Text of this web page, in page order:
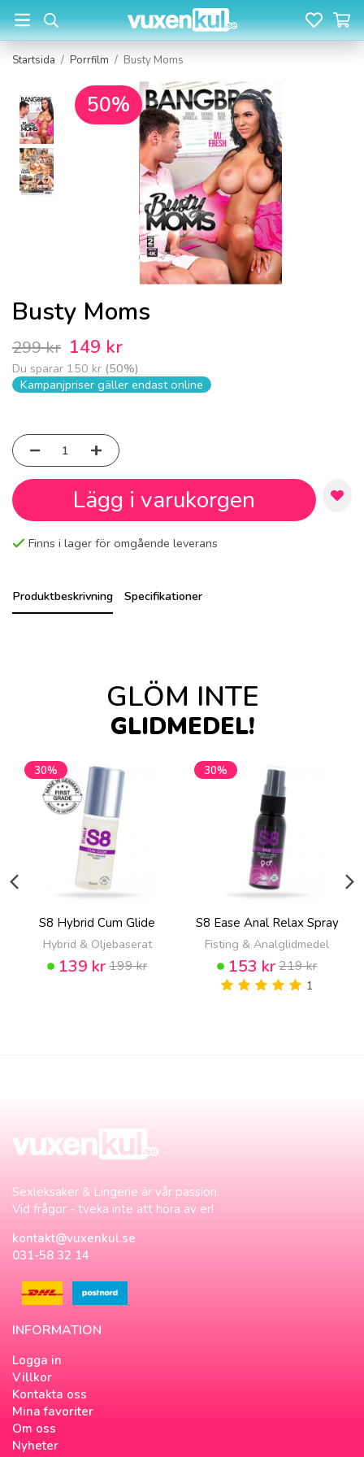
Startsida / Porrfilm / Busty Moms
50%
Busty Moms
299 kr 149 kr
Du sparar 150 kr (50%)
Kampanjpriser gäller endast online
Lägg i varukorgen
Finns i lager för omgående leverans
Produktbeskrivning Specifikationer
GLÖM INTE
GLIDMEDEL!
30%
S8 Hybrid Cum Glide
Hybrid & Oljebaserat
139 kr199 kr
30%
S8 Ease Anal Relax Spray
Fisting & Analglidmedel
153 kr219 kr
1
Sexleksaker & Lingerie är vår passion.
Vid frågor - tveka inte att höra av er!
kontakt@vuxenkul.se
031-58 32 14
INFORMATION
Logga in
Villkor
Kontakta oss
Mina favoriter
Om oss
Nyheter